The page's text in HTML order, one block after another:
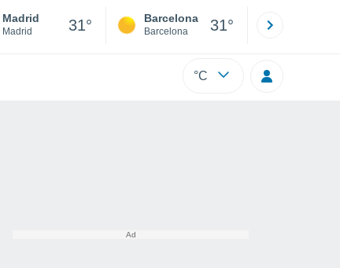
Madrid
Madrid 31° Barcelona
Barcelona 31°
°C